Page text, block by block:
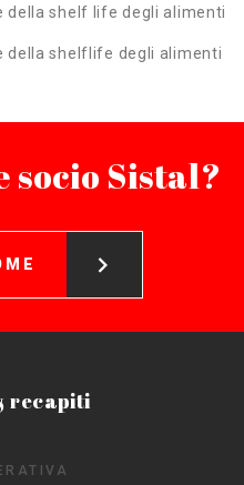
della shelf life degli alimenti
della shelflife degli alimenti
socio Sistal?
recapiti